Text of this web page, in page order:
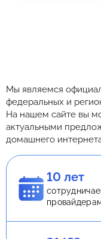
Мы являемся
федеральных и
На нашем сайте вы
актуальными
домашнего
10 лет